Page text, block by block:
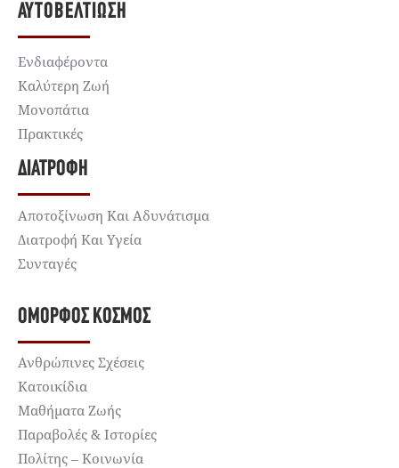
ΑΥΤΟΒΕΛΤΊΩΣΗ
Ενδιαφέροντα
Καλύτερη Ζωή
Μονοπάτια
Πρακτικές
ΔΙΑΤΡΟΦΉ
Αποτοξίνωση Και Αδυνάτισμα
Διατροφή Και Υγεία
Συνταγές
ΌΜΟΡΦΟΣ ΚΌΣΜΟΣ
Ανθρώπινες Σχέσεις
Κατοικίδια
Μαθήματα Ζωής
Παραβολές & Ιστορίες
Πολίτης – Κοινωνία